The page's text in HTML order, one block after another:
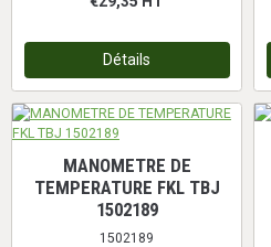
Détails
MANOMETRE DE
TEMPERATURE FKL TBJ
1502189
1502189